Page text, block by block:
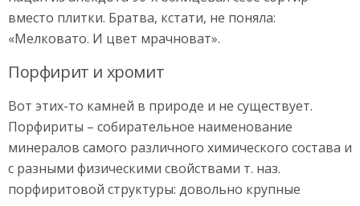
вместо плитки. Братва, кстати, не поняла:
«Мелковато. И цвет мрачноват».
Порфирит и хромит
Вот этих-то камней в природе и не существует.
Порфириты – собирательное наименование
минералов самого различного химического состава и
с разными физическими свойствами т. наз.
порфиритовой структуры: довольно крупные